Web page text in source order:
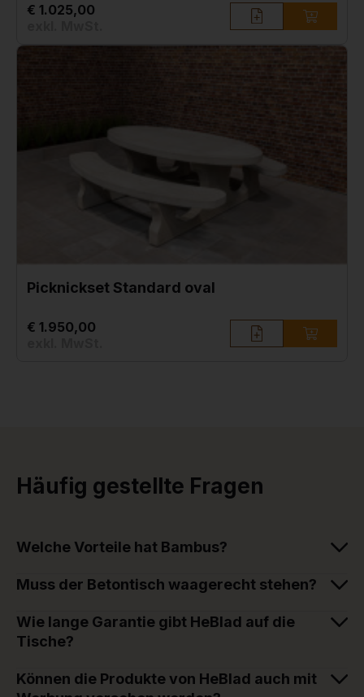
€ 1.025,00
Picknickset Standard oval
€ 1.950,00
Häufig gestellte Fragen
Welche Vorteile hat Bambus?
Muss der Betontisch waagerecht stehen?
Wie lange Garantie gibt HeBlad auf die
Tische?
Können die Produkte von HeBlad auch mit